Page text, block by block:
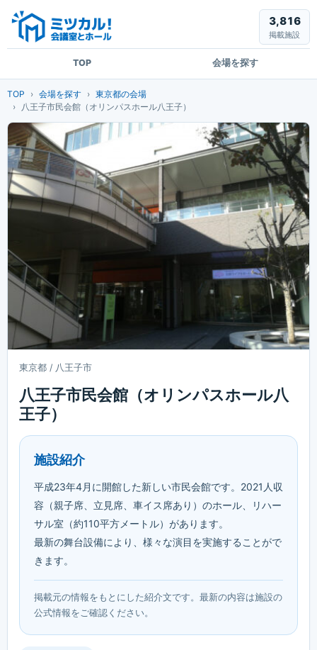
TOP 会場を探す
3,816
掲載施設
TOP 会場を探す
東京都の会場
八王子市民会館（オリンパスホール八王子）
東京都 / 八王子市
八王子市民会館（オリンパスホール八
王子）
施設紹介
平成23年4月に開館した新しい市民会館です。2021人収
容（親子席、立見席、車イス席あり）のホール、リハー
サル室（約110平方メートル）があります。
最新の舞台設備により、様々な演目を実施することがで
きます。
掲載元の情報をもとにした紹介文です。最新の内容は施設の
公式情報をご確認ください。